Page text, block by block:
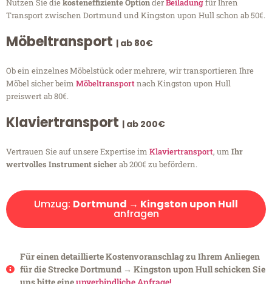
Nutzen Sie diekosteneffiziente OptionderBeiladungfür Ihren
Transport zwischen Dortmund und Kingston upon Hull schon ab 50€.
Möbeltransport | ab 80€
Ob ein einzelnes Möbelstück oder mehrere, wir transportieren Ihre
Möbel sicher beim Möbeltransportnach Kingston upon Hull
preiswert ab 80€.
Klaviertransport | ab 200€
Vertrauen Sie auf unsere Expertise im Klaviertransport, um Ihr
wertvolles Instrument sicherab 200€ zu befördern.
Umzug: Dortmund → Kingston upon Hull
anfragen
Für einen detaillierte Kostenvoranschlag zu Ihrem Anliegen
für die Strecke Dortmund → Kingston upon Hull schicken Sie